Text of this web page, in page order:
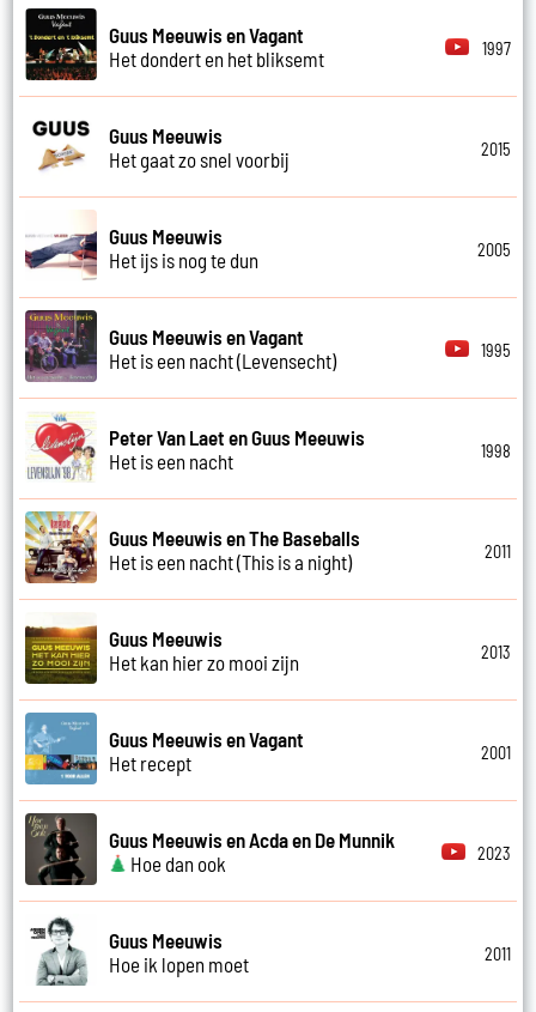
Guus Meeuwis en Vagant
Het dondert en het bliksemt
1997
Guus Meeuwis
Het gaat zo snel voorbij
2015
Guus Meeuwis
Het ijs is nog te dun
2005
Guus Meeuwis en Vagant
Het is een nacht (Levensecht)
1995
Peter Van Laet en Guus Meeuwis
Het is een nacht
1998
Guus Meeuwis en The Baseballs
Het is een nacht (This is a night)
2011
Guus Meeuwis
Het kan hier zo mooi zijn
2013
Guus Meeuwis en Vagant
Het recept
2001
Guus Meeuwis en Acda en De Munnik
Hoe dan ook
2023
Guus Meeuwis
Hoe ik lopen moet
2011